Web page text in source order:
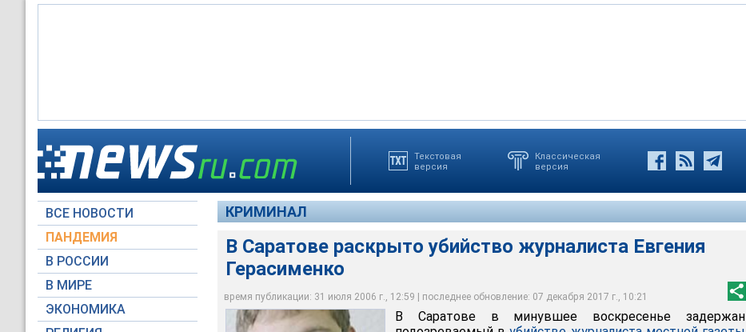
Текстовая
версия
Классическая
версия
ВСЕ НОВОСТИ
ПАНДЕМИЯ
В РОССИИ
В МИРЕ
ЭКОНОМИКА
КРИМИНАЛ
В Саратове раскрыто убийство журналиста Евгения
Герасименко
время публикации: 31 июля 2006 г., 12:59 | последнее обновление: 07 декабря 2017 г., 10:21
В Саратове раскрыто убийство журналиста Евгения Герасименко
news.sarbc.ru
В Саратове в минувшее воскресенье задержан